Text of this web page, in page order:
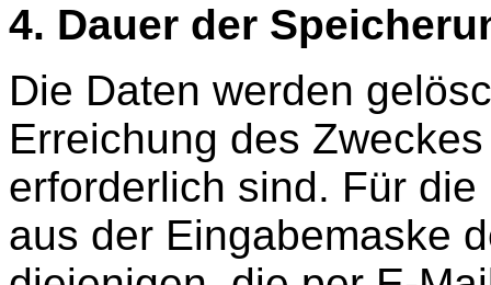
4. Dauer der
Die Daten werden
Erreichung des
erforderlich sind. Für
aus der Eingabemaske